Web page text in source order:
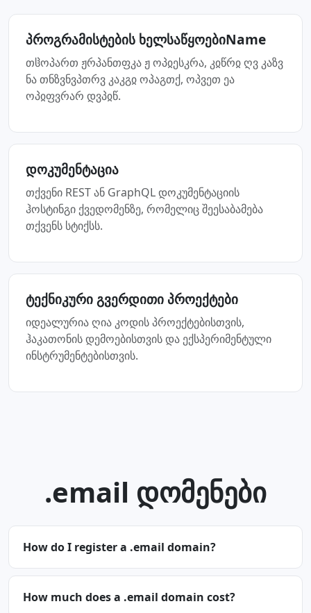
პროგრამისტების ხელსაწყოებიName
თჱოპართ ჟრპანთფკა ჟ ოპჲესკრა, კჲწრჲ ღვ კაზვ
ნა თნზვნვპთრვ კაკგჲ ოპაგთქ, ოპვეთ ეა
ოპჲფვრარ დვპჲწ.
დოკუმენტაცია
თქვენი REST ან GraphQL დოკუმენტაციის
ჰოსტინგი ქვედომენზე, რომელიც შეესაბამება
თქვენს სტიქსს.
ტექნიკური გვერდითი პროექტები
იდეალურია ღია კოდის პროექტებისთვის,
ჰაკათონის დემოებისთვის და ექსპერიმენტული
ინსტრუმენტებისთვის.
.email დომენები
How do I register a .email domain?
How much does a .email domain cost?